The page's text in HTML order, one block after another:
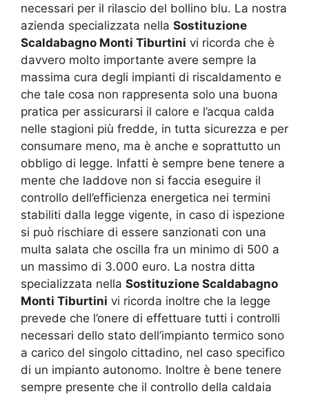
necessari per il rilascio del bollino blu. La nostra
azienda specializzata nella Sostituzione
Scaldabagno Monti Tiburtini vi ricorda che è
davvero molto importante avere sempre la
massima cura degli impianti di riscaldamento e
che tale cosa non rappresenta solo una buona
pratica per assicurarsi il calore e l’acqua calda
nelle stagioni più fredde, in tutta sicurezza e per
consumare meno, ma è anche e soprattutto un
obbligo di legge. Infatti è sempre bene tenere a
mente che laddove non si faccia eseguire il
controllo dell’efficienza energetica nei termini
stabiliti dalla legge vigente, in caso di ispezione
si può rischiare di essere sanzionati con una
multa salata che oscilla fra un minimo di 500 a
un massimo di 3.000 euro. La nostra ditta
specializzata nella Sostituzione Scaldabagno
Monti Tiburtini vi ricorda inoltre che la legge
prevede che l’onere di effettuare tutti i controlli
necessari dello stato dell’impianto termico sono
a carico del singolo cittadino, nel caso specifico
di un impianto autonomo. Inoltre è bene tenere
sempre presente che il controllo della caldaia